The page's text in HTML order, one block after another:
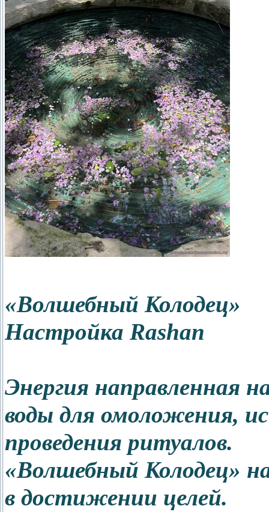
«Волшебный Колодец»
Настройка Rashan
Энергия направленная
воды для омоложения,
проведения ритуалов.
«Волшебный Колодец»
в достижении целей.